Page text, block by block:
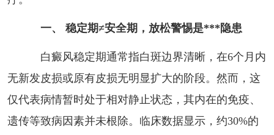
一、 稳定期≠安全期，放松警惕是***隐患
白癜风稳定期通常指白斑边界清晰，在6个月内
无新发皮损或原有皮损无明显扩大的阶段。然而，这
仅代表病情暂时处于相对静止状态，其内在的免疫、
遗传等致病因素并未根除。临床数据显示，约30%的